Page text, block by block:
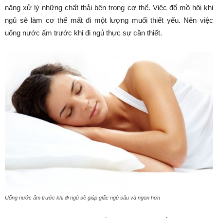
năng xử lý những chất thải bên trong cơ thể. Việc đổ mồ hôi khi
ngủ sẽ làm cơ thể mất đi một lượng muối thiết yếu. Nên việc
uống nước ấm trước khi đi ngủ thực sự cần thiết.
Uống nước ấm trước khi đi ngủ sẽ giúp giấc ngủ sâu và ngon hơn